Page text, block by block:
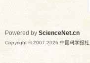
Powered by ScienceNet.cn
Copyright © 2007-2026 中国科学报社